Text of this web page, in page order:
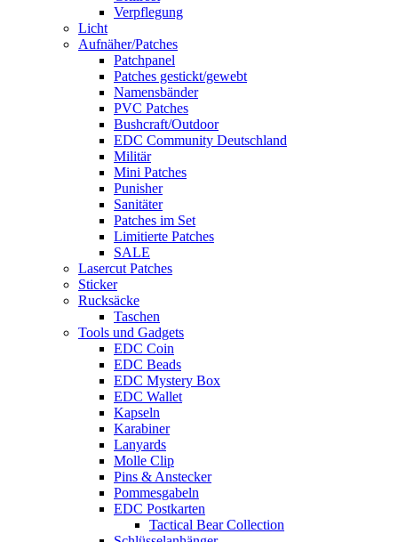
Verpflegung
Licht
Aufnäher/Patches
Patchpanel
Patches gestickt/gewebt
Namensbänder
PVC Patches
Bushcraft/Outdoor
EDC Community Deutschland
Militär
Mini Patches
Punisher
Sanitäter
Patches im Set
Limitierte Patches
SALE
Lasercut Patches
Sticker
Rucksäcke
Taschen
Tools und Gadgets
EDC Coin
EDC Beads
EDC Mystery Box
EDC Wallet
Kapseln
Karabiner
Lanyards
Molle Clip
Pins & Anstecker
Pommesgabeln
EDC Postkarten
Tactical Bear Collection